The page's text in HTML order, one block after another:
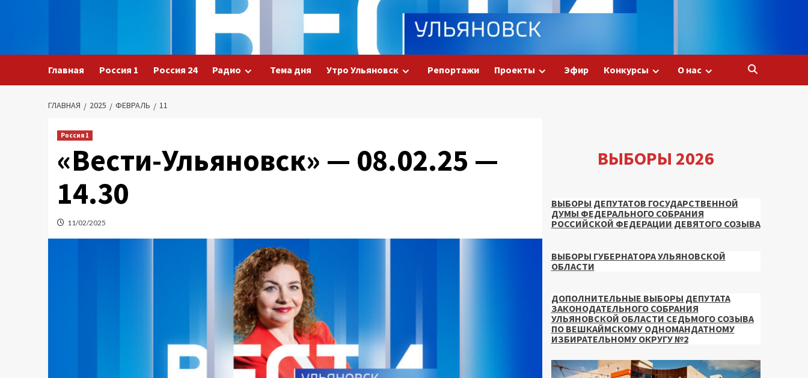
Главная Россия 1 Россия 24 Радио Тема дня Утро Ульяновск Репортажи Проекты Эфир Конкурсы О нас
ГЛАВНАЯ 2025 ФЕВРАЛЬ 11
Россия 1
«Вести-Ульяновск» — 08.02.25 —
14.30
11/02/2025
ВЫБОРЫ 2026
ВЫБОРЫ ДЕПУТАТОВ ГОСУДАРСТВЕННОЙ
ДУМЫ ФЕДЕРАЛЬНОГО СОБРАНИЯ
РОССИЙСКОЙ ФЕДЕРАЦИИ ДЕВЯТОГО СОЗЫВА
ВЫБОРЫ ГУБЕРНАТОРА УЛЬЯНОВСКОЙ
ОБЛАСТИ
ДОПОЛНИТЕЛЬНЫЕ ВЫБОРЫ ДЕПУТАТА
ЗАКОНОДАТЕЛЬНОГО СОБРАНИЯ
УЛЬЯНОВСКОЙ ОБЛАСТИ СЕДЬМОГО СОЗЫВА
ПО ВЕШКАЙМСКОМУ ОДНОМАНДАТНОМУ
ИЗБИРАТЕЛЬНОМУ ОКРУГУ №2